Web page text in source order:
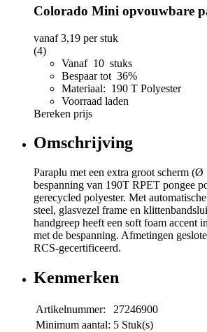
Colorado Mini opvouwbare
vanaf3,19 per stuk
(4)
Vanaf 10 stuks
Bespaar tot 36%
Materiaal: 190 T Polyester
Voorraad laden
Bereken prijs
Omschrijving
Paraplu met een extra groot scherm
bespanning van 190T RPET pongee
gerecycled polyester. Met
steel, glasvezel frame en
handgreep heeft een soft foam accent
met de bespanning. Afmetingen
RCS-gecertificeerd.
Kenmerken
Artikelnummer:
27246900
Minimum aantal: 5 Stuk(s)